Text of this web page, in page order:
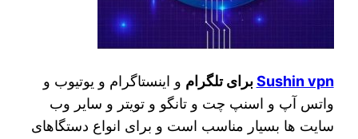
Sushin vpnبرای تلگرام و اینستاگرام و یوتیوب و
واتس آپ و اسنپ چت و تانگو و تویتر و سایر وب
سایت ها بسیار مناسب است و برای انواع دستگاهای